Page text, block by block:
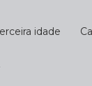
idade